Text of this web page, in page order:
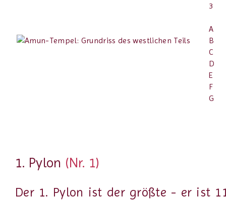
3
A
B
C
D
E
F
G
1. Pylon (Nr. 1)
Der 1. Pylon ist der größte - er ist